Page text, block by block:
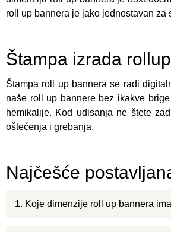
roll up bannera je jako jednostavan za
Štampa izrada
Štampa roll up bannera se radi
naše roll up bannere bez ikakve
hemikalije. Kod udisanja ne štete
oštećenja i grebanja.
Najčešće
1. Koje dimenzije roll up bannera